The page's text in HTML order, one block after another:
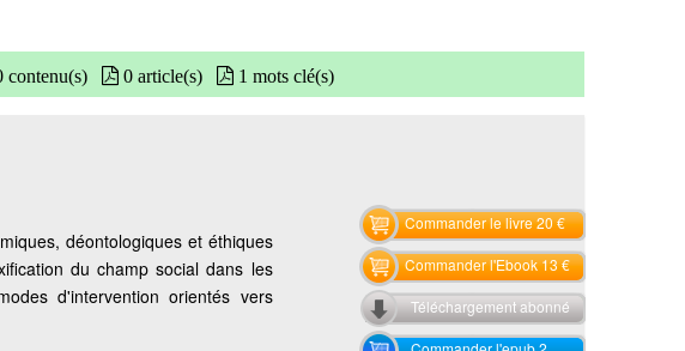
contenu(s) 0 article(s) 1 mots clé(s)
déontologiques et éthiques
du champ social dans les
d'intervention orientés vers
Commander le livre 20 €
Commander l'Ebook 13 €
Téléchargement abonné